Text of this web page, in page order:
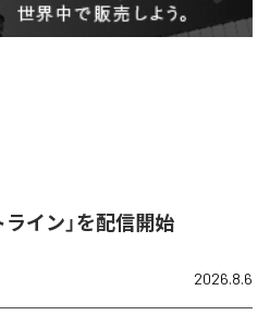
イン」を配信開始
2026.8.6